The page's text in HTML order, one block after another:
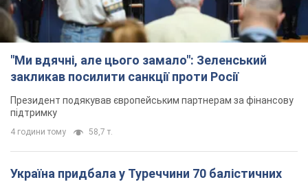
"Ми вдячні, але цього замало": Зеленський
закликав посилити санкції проти Росії
Президент подякував європейським партнерам за фінансову
підтримку
4 години тому 58,7 т.
Україна придбала у Туреччини 70 балістичних